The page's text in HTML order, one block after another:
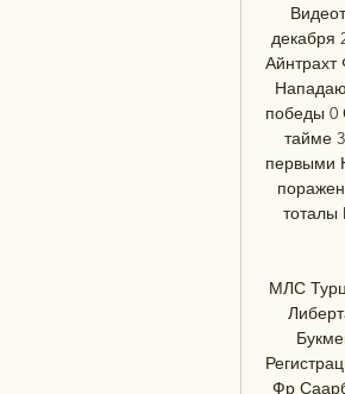
декабря
победы 0
тайме
первыми
тоталы
МЛС
Фр